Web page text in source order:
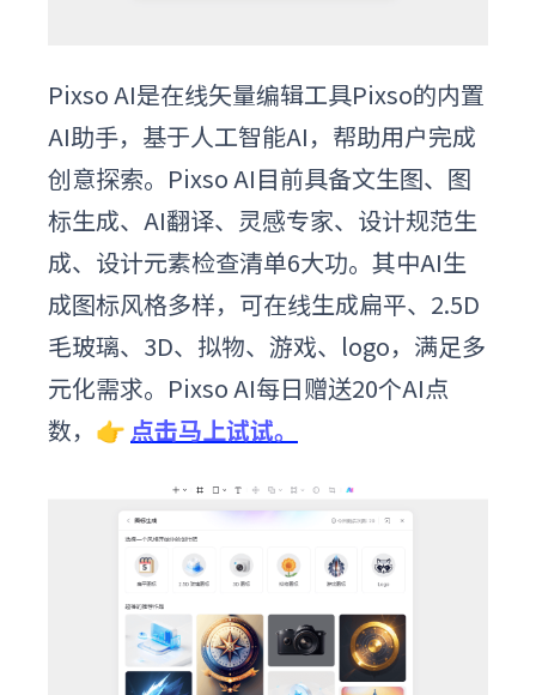
Pixso AI是在线矢量编辑工具Pixso的内置
AI助手，基于人工智能AI，帮助用户完成
创意探索。Pixso AI目前具备文生图、图
标生成、AI翻译、灵感专家、设计规范生
成、设计元素检查清单6大功。其中AI生
成图标风格多样，可在线生成扁平、2.5D
毛玻璃、3D、拟物、游戏、logo，满足多
元化需求。Pixso AI每日赠送20个AI点
数，👉 点击马上试试。